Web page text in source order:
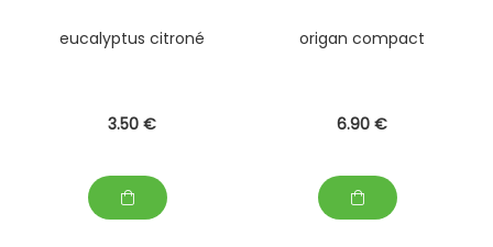
eucalyptus citroné
3.50 €
origan compact
6.90 €